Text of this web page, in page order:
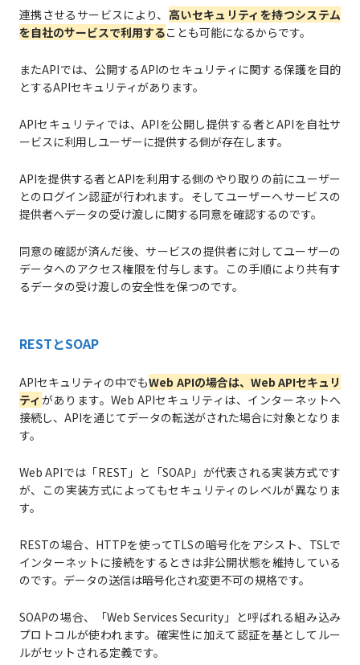
連携させるサービスにより、 高いセキュリティを持つシステム
を自社のサービスで利用することも可能になるからです。
またAPIでは、公開するAPIのセキュリティに関する保護を目的
とするAPIセキュリティがあります。
APIセキュリティでは、APIを公開し提供する者とAPIを自社サ
ービスに利用しユーザーに提供する側が存在します。
APIを提供する者とAPIを利用する側のやり取りの前にユーザー
とのログイン認証が行われます。そしてユーザーへサービスの
提供者へデータの受け渡しに関する同意を確認するのです。
同意の確認が済んだ後、サービスの提供者に対してユーザーの
データへのアクセス権限を付与します。この手順により共有す
るデータの受け渡しの安全性を保つのです。
RESTとSOAP
APIセキュリティの中でもWeb APIの場合は、Web APIセキュリ
ティ があります。Web APIセキュリティは、インターネットへ
接続し、APIを通じてデータの転送がされた場合に対象となりま
す。
Web APIでは「REST」と「SOAP」が代表される実装方式です
が、この実装方式によってもセキュリティのレベルが異なりま
す。
RESTの場合、HTTPを使ってTLSの暗号化をアシスト、TSLで
インターネットに接続をするときは非公開状態を維持している
のです。データの送信は暗号化され変更不可の規格です。
SOAPの場合、「Web Services Security」と呼ばれる組み込み
プロトコルが使われます。確実性に加えて認証を基としてルー
ルがセットされる定義です。